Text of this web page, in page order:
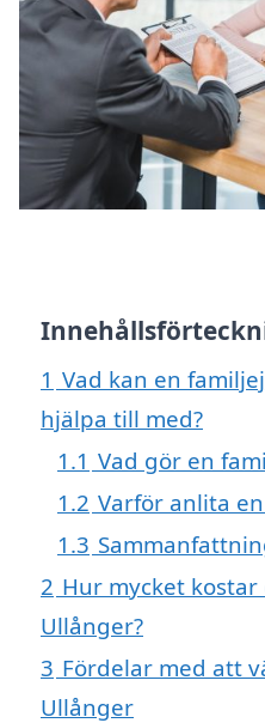
1 Vad kan en
hjälpa till med?
1.1 Vad gör en
1.2 Varför anlita
1.3
2 Hur mycket
Ullånger?
3 Fördelar med att
Ullånger